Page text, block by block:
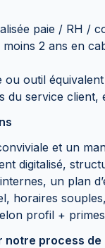
paie / RH /
moins 2 ans en
ou outil
du service client,
et un
digitalisé,
un plan
horaires
profil +
notre process